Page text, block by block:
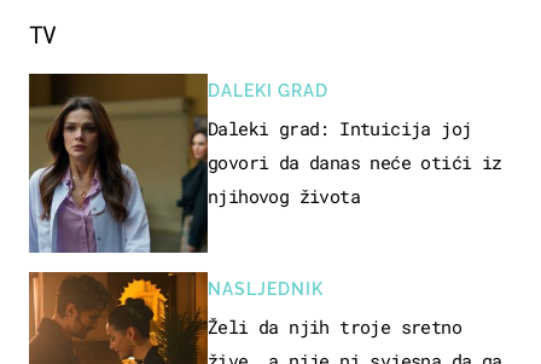
TV
DALEKI GRAD
Daleki grad: Intuicija joj
govori da danas neće otići iz
njihovog života
NASLJEDNIK
Želi da njih troje sretno